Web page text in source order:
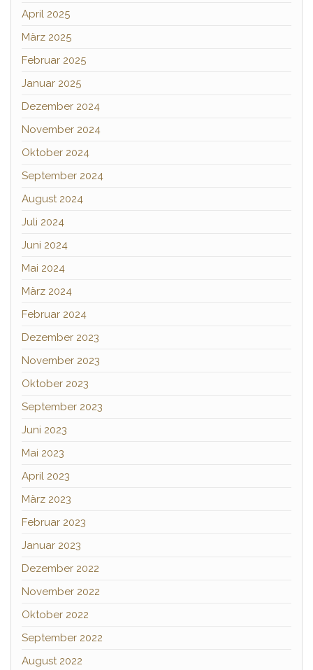
April 2025
März 2025
Februar 2025
Januar 2025
Dezember 2024
November 2024
Oktober 2024
September 2024
August 2024
Juli 2024
Juni 2024
Mai 2024
März 2024
Februar 2024
Dezember 2023
November 2023
Oktober 2023
September 2023
Juni 2023
Mai 2023
April 2023
März 2023
Februar 2023
Januar 2023
Dezember 2022
November 2022
Oktober 2022
September 2022
August 2022